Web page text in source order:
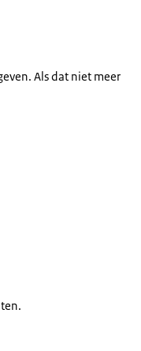
Als dat niet meer